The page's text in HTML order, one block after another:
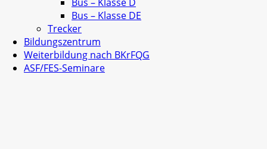
Bus – Klasse DE
Trecker
Bildungszentrum
Weiterbildung nach BKrFQG
ASF/FES-Seminare